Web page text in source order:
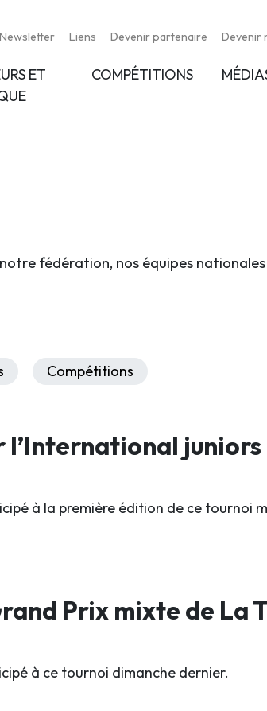
Newsletter Liens Devenir partenaire Devenir
ET
COMPÉTITIONS
fédération, nos équipes
Compétitions
l’International juniors
à la première édition de ce tournoi
Prix mixte de La
à ce tournoi dimanche dernier.